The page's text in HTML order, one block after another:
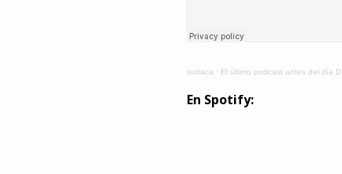
sudaca · El último podcast antes del día D
En Spotify: